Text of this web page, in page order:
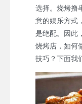
选择。烧烤撸
意的娱乐方式
是绝配。因此
烧烤店，如何
技巧？下面我